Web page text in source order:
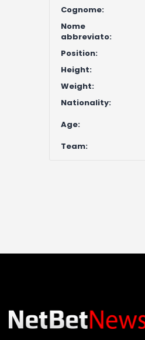
Cognome:
Nome
abbreviato:
Position:
Height:
Weight:
Nationality:
Age:
Team: